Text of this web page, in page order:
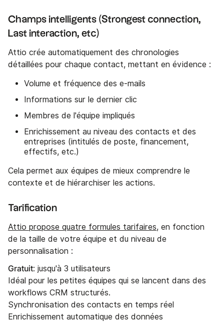
Champs intelligents (Strongest connection,
Last interaction, etc)
Attio crée automatiquement des chronologies
détaillées pour chaque contact, mettant en évidence :
Volume et fréquence des e-mails
Informations sur le dernier clic
Membres de l'équipe impliqués
Enrichissement au niveau des contacts et des
entreprises (intitulés de poste, financement,
effectifs, etc.)
Cela permet aux équipes de mieux comprendre le
contexte et de hiérarchiser les actions.
Tarification
Attio propose quatre formules tarifaires, en fonction
de la taille de votre équipe et du niveau de
personnalisation :
Gratuit: jusqu'à 3 utilisateurs
Idéal pour les petites équipes qui se lancent dans des
workflows CRM structurés.
Synchronisation des contacts en temps réel
Enrichissement automatique des données